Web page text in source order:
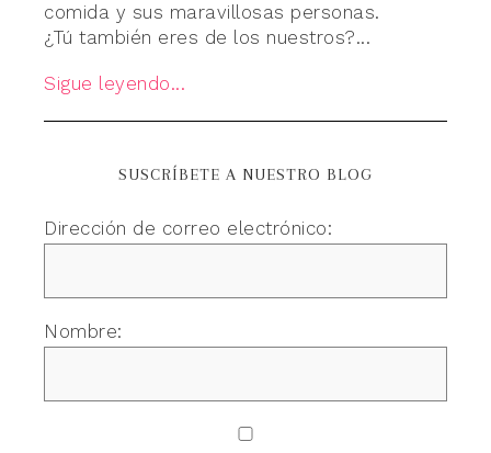
comida y sus maravillosas personas.
¿Tú también eres de los nuestros?...
Sigue leyendo...
SUSCRÍBETE A NUESTRO BLOG
Dirección de correo electrónico:
Nombre: